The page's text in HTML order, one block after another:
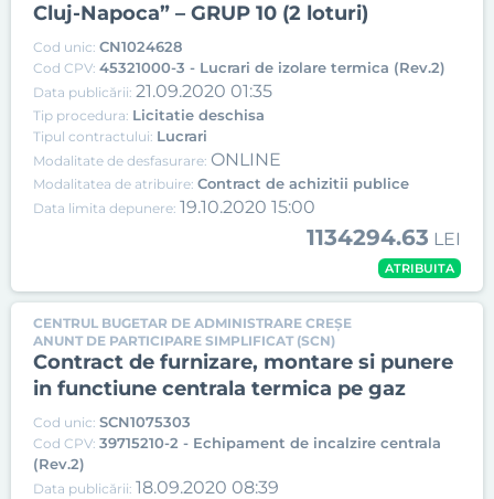
Cluj-Napoca” – GRUP 10 (2 loturi)
Cod unic: CN1024628
Cod CPV: 45321000-3 - Lucrari de izolare termica (Rev.2)
Data publicării: 21.09.2020 01:35
Tip procedura: Licitatie deschisa
Tipul contractului: Lucrari
Modalitate de desfasurare: ONLINE
Modalitatea de atribuire: Contract de achizitii publice
Data limita depunere: 19.10.2020 15:00
1134294.63 LEI
ATRIBUITA
CENTRUL BUGETAR DE ADMINISTRARE CREȘE
ANUNT DE PARTICIPARE SIMPLIFICAT (SCN)
Contract de furnizare, montare si punere
in functiune centrala termica pe gaz
Cod unic: SCN1075303
Cod CPV: 39715210-2 - Echipament de incalzire centrala
(Rev.2)
Data publicării: 18.09.2020 08:39